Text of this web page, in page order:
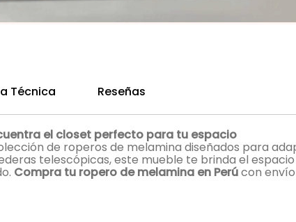
Técnica Reseñas
el closet perfecto para tu espacio
de roperos de melamina diseñados para
telescópicas, este mueble te brinda el
Compra tu ropero de melamina en Perúcon